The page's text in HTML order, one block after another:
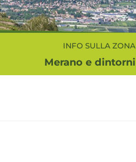
INFO SULLA ZONA
Merano e dintorni